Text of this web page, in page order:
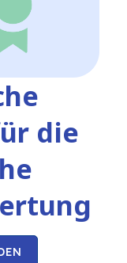
die